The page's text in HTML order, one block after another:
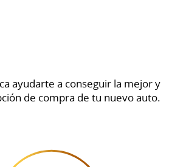
ayudarte a conseguir la mejor y
de compra de tu nuevo auto.